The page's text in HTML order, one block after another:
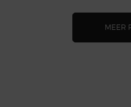
MEER